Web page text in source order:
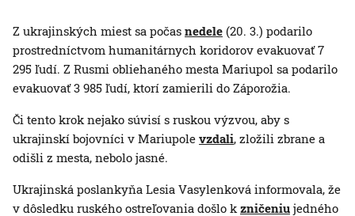
Z ukrajinských miest sa počas nedele (20. 3.) podarilo
prostredníctvom humanitárnych koridorov evakuovať 7
295 ľudí. Z Rusmi obliehaného mesta Mariupol sa podarilo
evakuovať 3 985 ľudí, ktorí zamierili do Záporožia.
Či tento krok nejako súvisí s ruskou výzvou, aby s
ukrajinskí bojovníci v Mariupole vzdali, zložili zbrane a
odišli z mesta, nebolo jasné.
Ukrajinská poslankyňa Lesia Vasylenková informovala, že
v dôsledku ruského ostreľovania došlo kzničeniu jedného